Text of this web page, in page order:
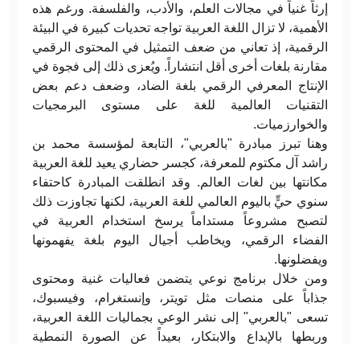
إرثاً غنياً في مجالات العلم، والأدب، والفلسفة. ورغم هذه
الأهمية، لا تزال اللغة العربية تواجه تحديات كبيرة في البيئة
الرقمية، إذ تعاني من ضعف التمثيل في المحتوى الرقمي
مقارنة بلغات أخرى أقل انتشاراً. ويُعزى ذلك إلى فجوة في
الإنتاج المعرفي الرقمي بلغة الضاد، وضعف دعم بعض
التقنيات العالمية للغة على مستوى البرمجيات
والخوارزميات.
وهنا تبرز مبادرة "بالعربي"، التابعة لمؤسسة محمد بن
راشد آل مكتوم للمعرفة، كجسر حضاري يعيد للغة العربية
مكانتها بين لغات العالم. وقد انطلقت المبادرة كاحتفاء
سنوي حيٍّ باليوم العالمي للغة العربية، لكنها تجاوزت ذلك
لتصبح مشروعاً مستداماً يرسخ استخدام العربية في
الفضاء الرقمي، ويخاطب أجيال اليوم بلغة يفهمونها
ويفضلونها.
ومن خلال برنامج نوعي يتضمن فعاليات غنية ومحتوى
جذاباً على منصات مثل تويتر، وإنستغرام، وفيسبوك،
تسعى "بالعربي" إلى نشر الوعي بجماليات اللغة العربية،
وربطها بالإبداع والابتكار، بعيداً عن الصورة النمطية